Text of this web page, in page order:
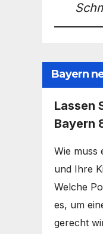
Bayern
Lassen
Bayern
Wie muss
und Ihre
Welche
es, um
gerecht